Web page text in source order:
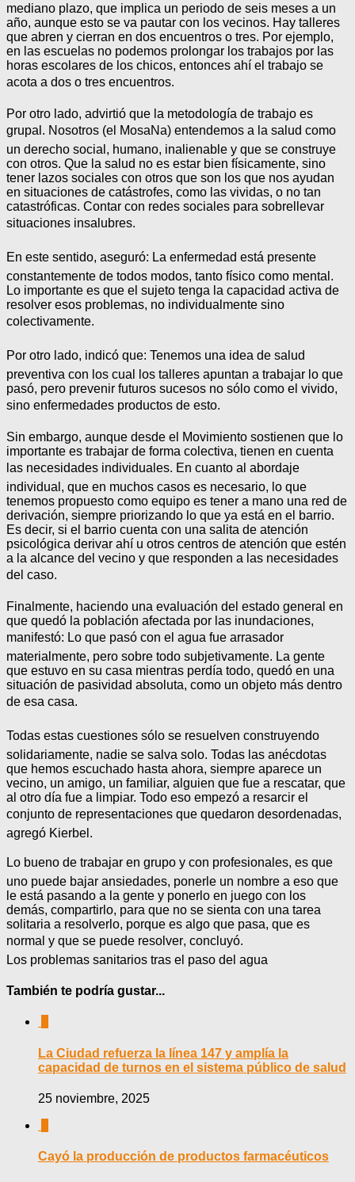
mediano plazo, que implica un periodo de seis meses a un
año, aunque esto se va pautar con los vecinos. Hay talleres
que abren y cierran en dos encuentros o tres. Por ejemplo,
en las escuelas no podemos prolongar los trabajos por las
horas escolares de los chicos, entonces ahí el trabajo se
acota a dos o tres encuentros.
Por otro lado, advirtió que la metodología de trabajo es
grupal. Nosotros (el MosaNa) entendemos a la salud como
un derecho social, humano, inalienable y que se construye
con otros. Que la salud no es estar bien físicamente, sino
tener lazos sociales con otros que son los que nos ayudan
en situaciones de catástrofes, como las vividas, o no tan
catastróficas. Contar con redes sociales para sobrellevar
situaciones insalubres.
En este sentido, aseguró: La enfermedad está presente
constantemente de todos modos, tanto físico como mental.
Lo importante es que el sujeto tenga la capacidad activa de
resolver esos problemas, no individualmente sino
colectivamente.
Por otro lado, indicó que: Tenemos una idea de salud
preventiva con los cual los talleres apuntan a trabajar lo que
pasó, pero prevenir futuros sucesos no sólo como el vivido,
sino enfermedades productos de esto.
Sin embargo, aunque desde el Movimiento sostienen que lo
importante es trabajar de forma colectiva, tienen en cuenta
las necesidades individuales. En cuanto al abordaje
individual, que en muchos casos es necesario, lo que
tenemos propuesto como equipo es tener a mano una red de
derivación, siempre priorizando lo que ya está en el barrio.
Es decir, si el barrio cuenta con una salita de atención
psicológica derivar ahí u otros centros de atención que estén
a la alcance del vecino y que responden a las necesidades
del caso.
Finalmente, haciendo una evaluación del estado general en
que quedó la población afectada por las inundaciones,
manifestó: Lo que pasó con el agua fue arrasador
materialmente, pero sobre todo subjetivamente. La gente
que estuvo en su casa mientras perdía todo, quedó en una
situación de pasividad absoluta, como un objeto más dentro
de esa casa.
Todas estas cuestiones sólo se resuelven construyendo
solidariamente, nadie se salva solo. Todas las anécdotas
que hemos escuchado hasta ahora, siempre aparece un
vecino, un amigo, un familiar, alguien que fue a rescatar, que
al otro día fue a limpiar. Todo eso empezó a resarcir el
conjunto de representaciones que quedaron desordenadas,
agregó Kierbel.
Lo bueno de trabajar en grupo y con profesionales, es que
uno puede bajar ansiedades, ponerle un nombre a eso que
le está pasando a la gente y ponerlo en juego con los
demás, compartirlo, para que no se sienta con una tarea
solitaria a resolverlo, porque es algo que pasa, que es
normal y que se puede resolver, concluyó.
Los problemas sanitarios tras el paso del agua
También te podría gustar...
La Ciudad refuerza la línea 147 y amplía la
capacidad de turnos en el sistema público de salud
25 noviembre, 2025
Cayó la producción de productos farmacéuticos